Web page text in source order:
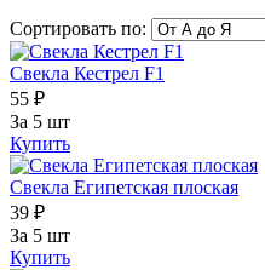
Сортировать по:
Свекла Кестрел F1
55 ₽
За 5 шт
Купить
Свекла Египетская плоская
39 ₽
За 5 шт
Купить